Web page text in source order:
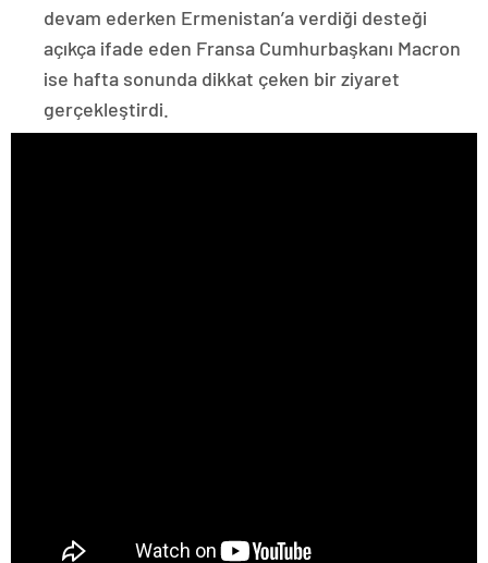
devam ederken Ermenistan’a verdiği desteği
açıkça ifade eden Fransa Cumhurbaşkanı Macron
ise hafta sonunda dikkat çeken bir ziyaret
gerçekleştirdi.